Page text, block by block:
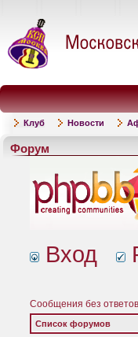
Клуб Новости
Форум
Вход
Сообщения без ответов
Список форумов